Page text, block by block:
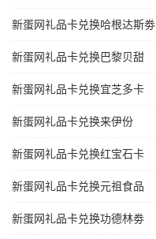
新蛋网礼品卡兑换哈根达斯劵
新蛋网礼品卡兑换巴黎贝甜
新蛋网礼品卡兑换宜芝多卡
新蛋网礼品卡兑换来伊份
新蛋网礼品卡兑换红宝石卡
新蛋网礼品卡兑换元祖食品
新蛋网礼品卡兑换功德林劵